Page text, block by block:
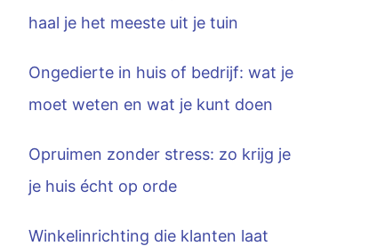
haal je het meeste uit je tuin
Ongedierte in huis of bedrijf: wat je
moet weten en wat je kunt doen
Opruimen zonder stress: zo krijg je
je huis écht op orde
Winkelinrichting die klanten laat